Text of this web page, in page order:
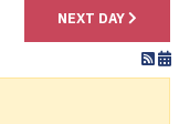
NEXT DAY